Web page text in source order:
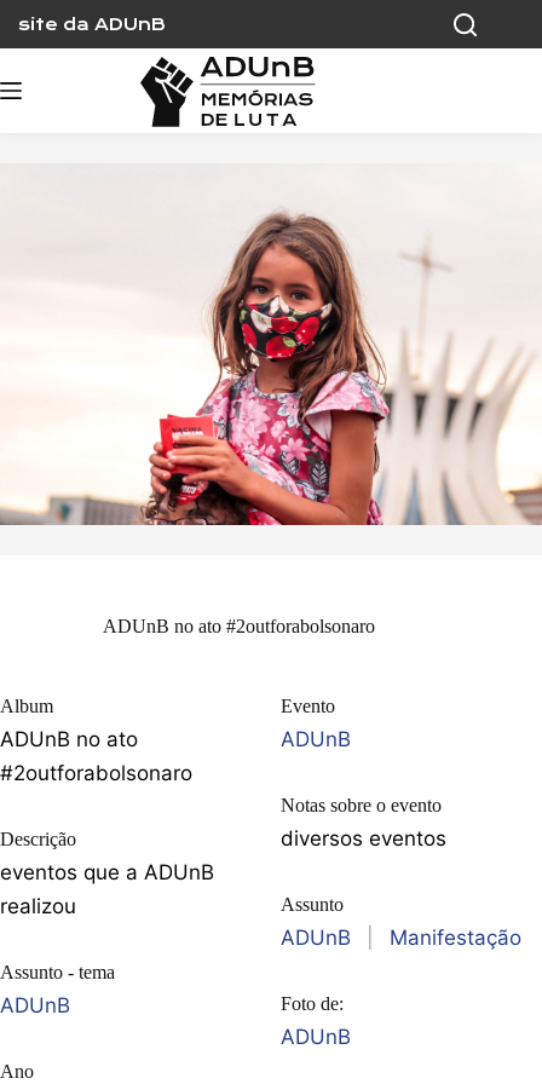
content
site da ADUnB
ADUnB no ato #2outforabolsonaro
Album
ADUnB no ato
#2outforabolsonaro
Descrição
eventos que a ADUnB
realizou
Assunto - tema
ADUnB
Ano
Evento
ADUnB
Notas sobre o evento
diversos eventos
Assunto
ADUnB Manifestação
Foto de:
ADUnB